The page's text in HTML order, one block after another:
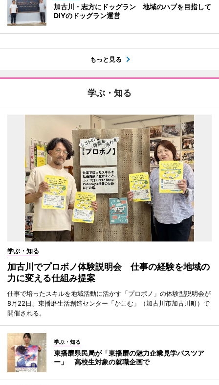
加古川・志方にドッグラン 地域のハブを目指して
DIYのドッグラン運営
もっと見る
学ぶ・知る
学ぶ・知る
加古川でプロボノ体験説明会 仕事の経験を地域の
力に変える仕組み提案
仕事で培ったスキルを地域活動に活かす「プロボノ」の体験型説明会が
8月22日、東播磨生活創造センター「かこむ」（加古川市加古川町）で
開催される。
学ぶ・知る
東播磨県民局が「東播磨の魅力企業見学バスツア
ー」 高校生対象の就職企画で